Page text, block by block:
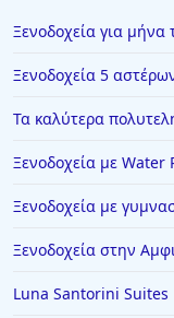
Ξενοδοχεία για μήνα
Ξενοδοχεία 5
Τα καλύτερα
Ξενοδοχεία με Water
Ξενοδοχεία με
Ξενοδοχεία στην
Luna Santorini Suites